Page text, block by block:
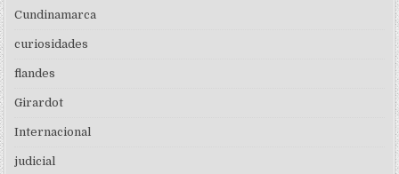
Cundinamarca
curiosidades
flandes
Girardot
Internacional
judicial